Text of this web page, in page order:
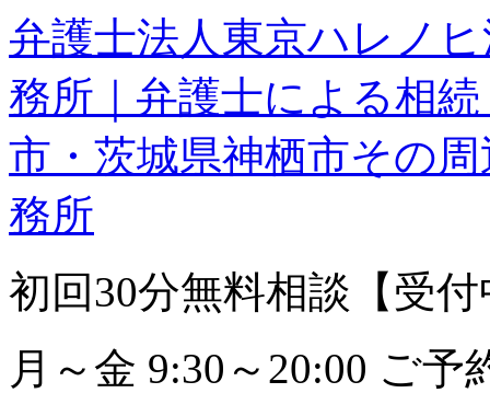
弁護士法人東京ハレノ
務所｜弁護士による相
市・茨城県神栖市その
務所
初回30分無料相談【受付
月～金 9:30～20:00 ご